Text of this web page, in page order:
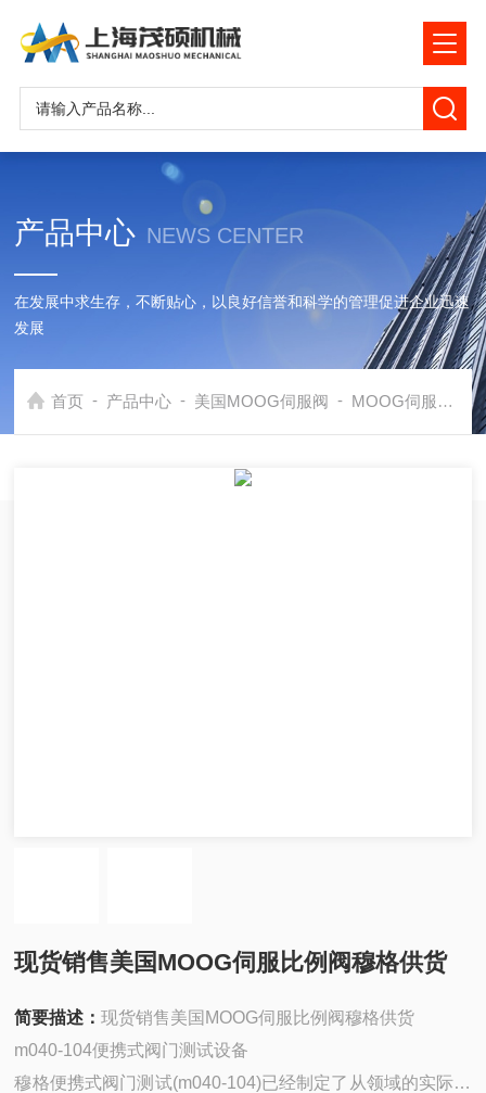
产品中心 NEWS CENTER
在发展中求生存，不断贴心，以良好信誉和科学的管理促进企业迅速
发展
首页 - 产品中心 - 美国MOOG伺服阀 - MOOG伺服阀
现货销售美国MOOG伺服比例阀穆格供货
简要描述：现货销售美国MOOG伺服比例阀穆格供货
m040-104便携式阀门测试设备
穆格便携式阀门测试(m040-104)已经制定了从领域的实际经